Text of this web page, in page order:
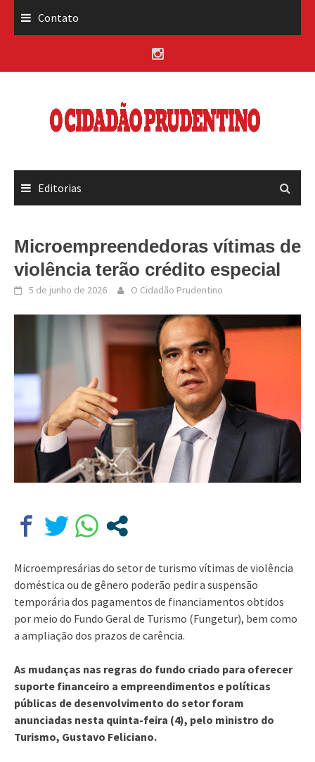
Contato
Editorias
Microempreendedoras vítimas de
violência terão crédito especial
5 de junho de 2026 O Cidadão Prudentino
Microempresárias do setor de turismo vítimas de violência
doméstica ou de gênero poderão pedir a suspensão
temporária dos pagamentos de financiamentos obtidos
por meio do Fundo Geral de Turismo (Fungetur), bem como
a ampliação dos prazos de carência.
As mudanças nas regras do fundo criado para oferecer
suporte financeiro a empreendimentos e políticas
públicas de desenvolvimento do setor foram
anunciadas nesta quinta-feira (4), pelo ministro do
Turismo, Gustavo Feliciano.